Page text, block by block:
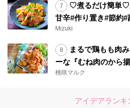
♡煮るだけ簡単♡
甘辛#作り置き#節約#
Mizuki
まるで鶏もも肉
ーな『むね肉のから
桃咲マルク
アイデアランキ